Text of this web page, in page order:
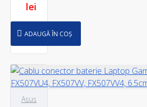
lei
ADAUGĂ ÎN COȘ
Asus